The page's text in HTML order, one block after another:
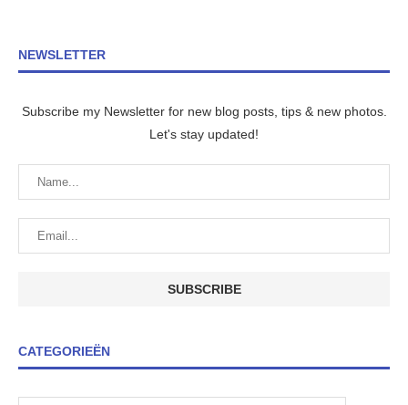
NEWSLETTER
Subscribe my Newsletter for new blog posts, tips & new photos.
Let's stay updated!
CATEGORIEËN